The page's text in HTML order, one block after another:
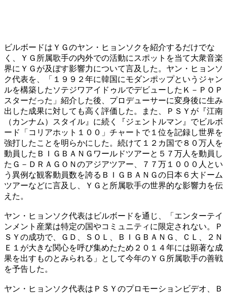
ビルボードはＹＧのヤン・ヒョンソクを紹介するだけでな
く、ＹＧ所属歌手の内外での活動にスポットを当て大衆音楽
界にＹＧが及ぼす影響力について言及した。ヤン・ヒョンソ
ク代表を、「１９９２年に韓国にモダンポップというジャン
ルを構築したソテジワアイドゥルでデビューしたＫ－ＰＯＰ
スターだった」紹介した後、プロデューサーに変身後に生み
出した成果に対しても高く評価した。また、ＰＳＹが『江南
（カンナム）スタイル』に続く『ジェントルマン』でビルボ
ード「コリアホット１００」チャートで１位を記録し世界を
強打したことを明らかにした。続けて１２カ国で８０万人を
動員したＢＩＧＢＡＮＧワールドツアーと５７万人を動員し
たＧ－ＤＲＡＧＯＮのアジアツアー、７７万１０００人とい
う異例な観客動員数を誇るＢＩＧＢＡＮＧの日本６大ドーム
ツアーなどに言及し、ＹＧと所属歌手の世界的な影響力を伝
えた。
ヤン・ヒョンソク代表はビルボードを通じ、「エンターテイ
ンメント産業は特定の国やコミュニティに限定されない。Ｐ
ＳＹの成功で、ＧＤ、ＳＯＬ、ＢＩＧＢＡＮＧ、ＣＬ、２Ｎ
Ｅ１が大きな関心を呼び集めたため２０１４年には顕著な成
果を出すものとみられる」として今年のＹＧ所属歌手の善戦
を予告した。
ヤン・ヒョンソク代表はＰＳＹのプロモーションビデオ、Ｂ